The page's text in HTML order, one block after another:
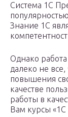
Система 1С
Знание 1С
Однако
далеко не все,
повышения
качестве
работы в
Вам курсы